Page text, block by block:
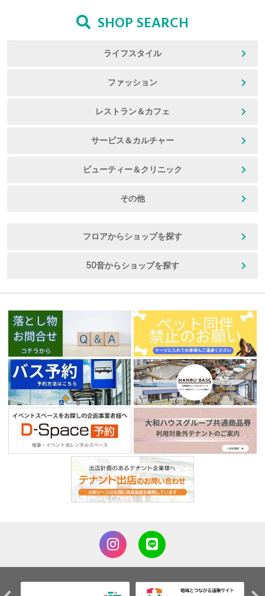
SHOP SEARCH
ライフスタイル
ファッション
レストラン＆カフェ
サービス＆カルチャー
ビューティー＆クリニック
その他
フロアからショップを探す
50音からショップを探す